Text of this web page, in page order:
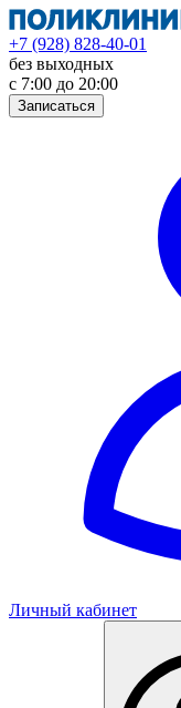
+7 (928) 828-40-01
без выходных
с 7:00 до 20:00
Записаться
Личный кабинет